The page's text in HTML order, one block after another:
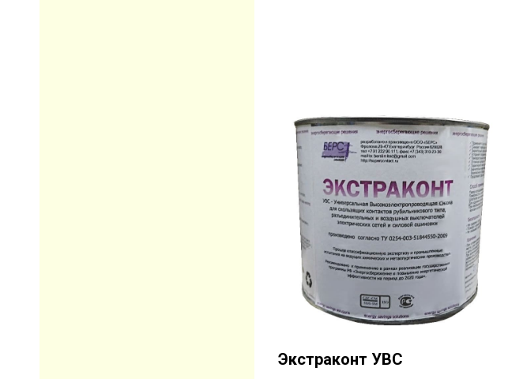
Экстраконт УВС